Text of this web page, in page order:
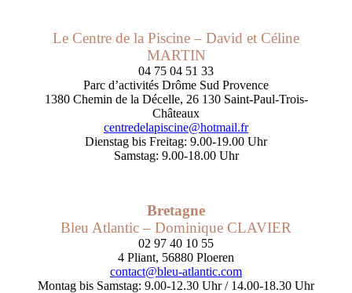
Le Centre de la Piscine – David et Céline
MARTIN
04 75 04 51 33
Parc d’activités Drôme Sud Provence
1380 Chemin de la Décelle, 26 130 Saint-Paul-Trois-
Châteaux
centredelapiscine@hotmail.fr
Dienstag bis Freitag: 9.00-19.00 Uhr
Samstag: 9.00-18.00 Uhr
Bretagne
Bleu Atlantic – Dominique CLAVIER
02 97 40 10 55
4 Pliant, 56880 Ploeren
contact@bleu-atlantic.com
Montag bis Samstag: 9.00-12.30 Uhr / 14.00-18.30 Uhr